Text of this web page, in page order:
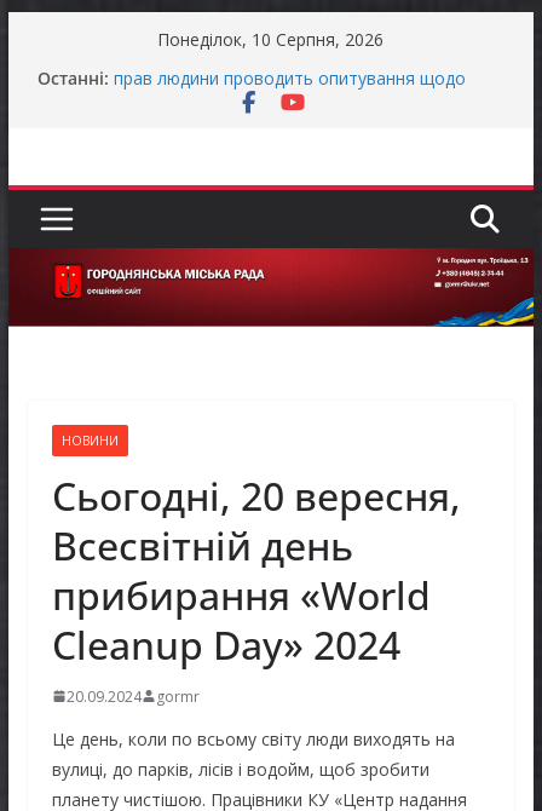
Понеділок, 10 Серпня, 2026
Останні: Уповноважений Верховної Ради України з
прав людини проводить опитування щодо
України»
МОВЧАННЯ
ЗАГАЛЬНОНАЦІОНАЛЬНА ХВИЛИНА
МОВЧАННЯ
Як отримати компенсацію за товари, придбані
НОВИНИ
Сьогодні, 20 вересня,
Всесвітній день
прибирання «World
Cleanup Day» 2024
20.09.2024 gormr
Це день, коли по всьому світу люди виходять на
вулиці, до парків, лісів і водойм, щоб зробити
планету чистішою. Працівники КУ «Центр надання